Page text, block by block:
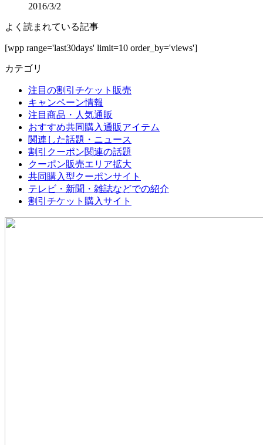
2016/3/2
よく読まれている記事
[wpp range='last30days' limit=10 order_by='views']
カテゴリ
注目の割引チケット販売
キャンペーン情報
注目商品・人気通販
おすすめ共同購入通販アイテム
関連した話題・ニュース
割引クーポン関連の話題
クーポン販売エリア拡大
共同購入型クーポンサイト
テレビ・新聞・雑誌などでの紹介
割引チケット購入サイト